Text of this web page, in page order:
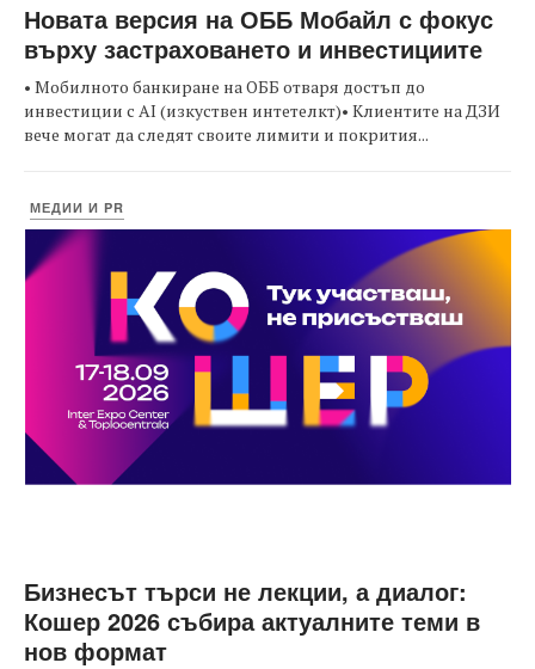
Новата версия на ОББ Мобайл с фокус
върху застраховането и инвестициите
• Мобилното банкиране на ОББ отваря достъп до
инвестиции с AI (изкуствен интетелкт)• Клиентите на ДЗИ
вече могат да следят своите лимити и покрития...
МЕДИИ И PR
Бизнесът търси не лекции, а диалог:
Кошер 2026 събира актуалните теми в
нов формат